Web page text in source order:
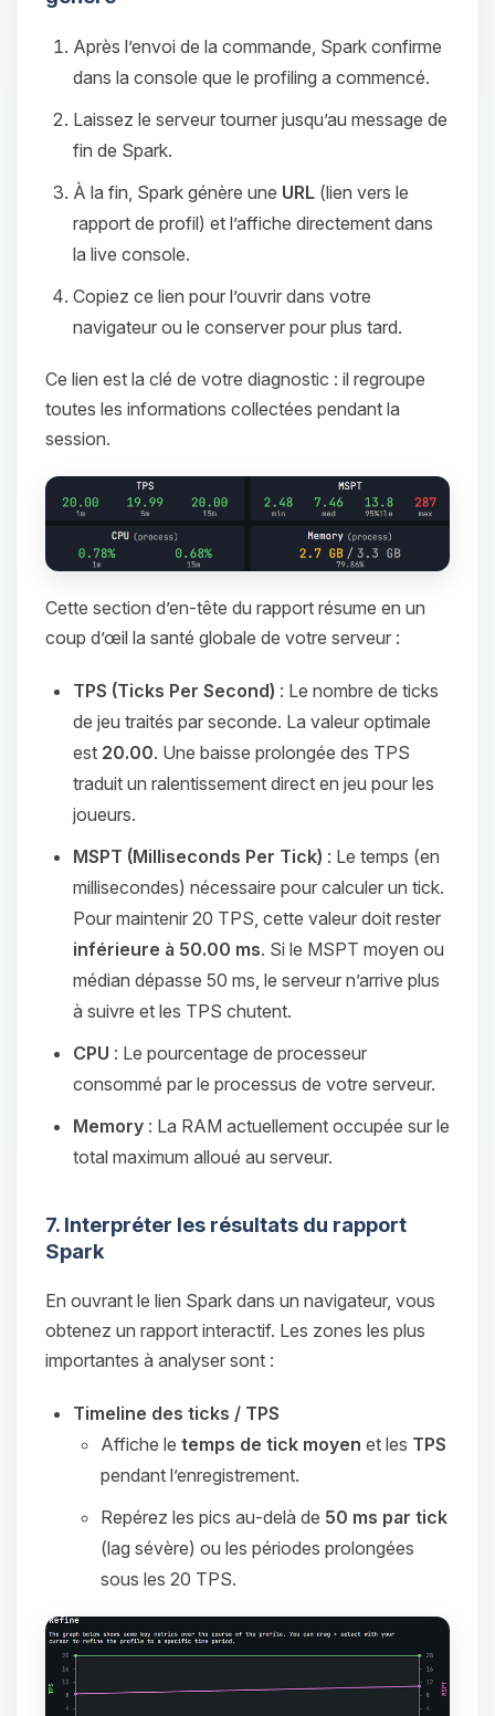
Après l’envoi de la commande, Spark confirme
dans la console que le profiling a commencé.
Laissez le serveur tourner jusqu’au message de
fin de Spark.
À la fin, Spark génère une URL (lien vers le
rapport de profil) et l’affiche directement dans
la live console.
Copiez ce lien pour l’ouvrir dans votre
navigateur ou le conserver pour plus tard.
Ce lien est la clé de votre diagnostic : il regroupe
toutes les informations collectées pendant la
session.
Cette section d’en-tête du rapport résume en un
coup d’œil la santé globale de votre serveur :
TPS (Ticks Per Second) : Le nombre de ticks
de jeu traités par seconde. La valeur optimale
est 20.00. Une baisse prolongée des TPS
traduit un ralentissement direct en jeu pour les
joueurs.
MSPT (Milliseconds Per Tick) : Le temps (en
millisecondes) nécessaire pour calculer un tick.
Pour maintenir 20 TPS, cette valeur doit rester
inférieure à 50.00 ms. Si le MSPT moyen ou
médian dépasse 50 ms, le serveur n’arrive plus
à suivre et les TPS chutent.
CPU : Le pourcentage de processeur
consommé par le processus de votre serveur.
Memory : La RAM actuellement occupée sur le
total maximum alloué au serveur.
7. Interpréter les résultats du rapport
Spark
En ouvrant le lien Spark dans un navigateur, vous
obtenez un rapport interactif. Les zones les plus
importantes à analyser sont :
Timeline des ticks / TPS
Affiche le temps de tick moyen et les TPS
pendant l’enregistrement.
Repérez les pics au‑delà de 50 ms par tick
(lag sévère) ou les périodes prolongées
sous les 20 TPS.